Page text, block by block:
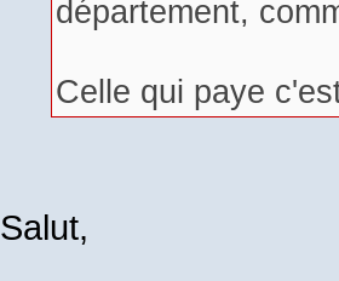
département,
Celle qui paye
Salut,